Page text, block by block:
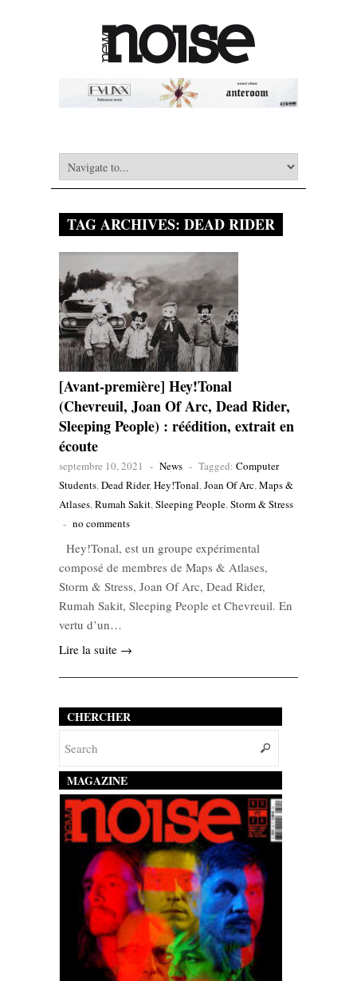
TAG ARCHIVES: DEAD RIDER
[Avant-première] Hey!Tonal
(Chevreuil, Joan Of Arc, Dead Rider,
Sleeping People) : réédition, extrait en
écoute
septembre 10, 2021 - News - Tagged: Computer
Students,Dead Rider,Hey!Tonal,Joan Of Arc,Maps &
Atlases,Rumah Sakit,Sleeping People,Storm & Stress
- no comments
Hey!Tonal, est un groupe expérimental
composé de membres de Maps & Atlases,
Storm & Stress, Joan Of Arc, Dead Rider,
Rumah Sakit, Sleeping People et Chevreuil. En
vertu d’un…
Lire la suite →
CHERCHER
MAGAZINE